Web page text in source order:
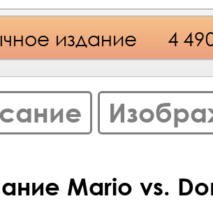
издание 4
Mario vs.